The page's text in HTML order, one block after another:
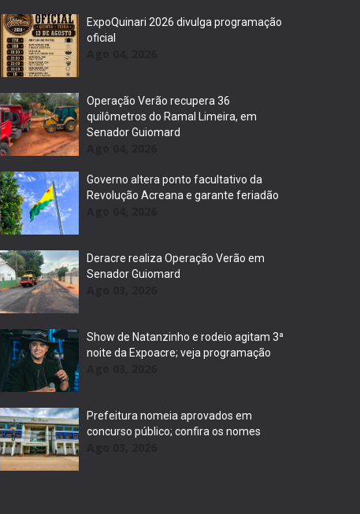
ExpoQuinari 2026 divulga programação
oficial
Operação Verão recupera 36
quilômetros do Ramal Limeira, em
Senador Guiomard
Governo altera ponto facultativo da
Revolução Acreana e garante feriadão
Deracre realiza Operação Verão em
Senador Guiomard
Show de Natanzinho e rodeio agitam 3ª
noite da Expoacre; veja programação
Prefeitura nomeia aprovados em
concurso público; confira os nomes